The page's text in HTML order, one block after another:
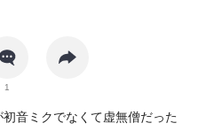
1
音ミクでなくて虚無僧だった